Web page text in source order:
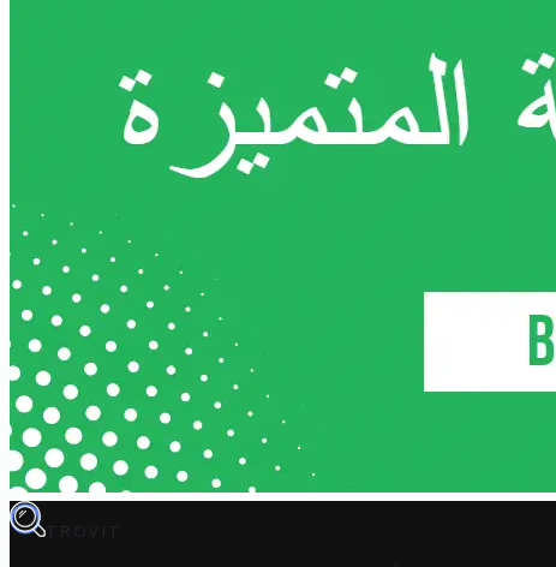
TROVIT